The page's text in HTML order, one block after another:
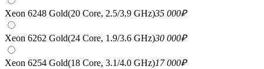
Xeon 6248 Gold(20 Core, 2.5/3.9 GHz)35 000₽
Xeon 6262 Gold(24 Core, 1.9/3.6 GHz)30 000₽
Xeon 6254 Gold(18 Core, 3.1/4.0 GHz)17 000₽